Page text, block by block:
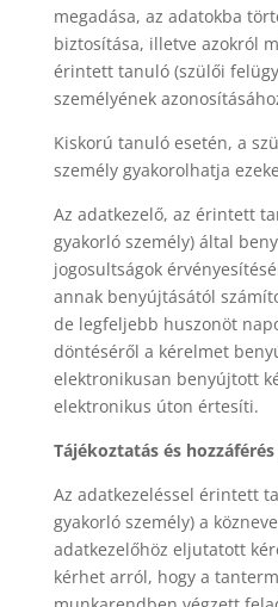
megadása, az adatokba
biztosítása, illetve azokról
érintett tanuló (szülői
személyének
Kiskorú tanuló esetén, a
személy gyakorolhatja
Az adatkezelő, az érintett
gyakorló személy) által
jogosultságok
annak benyújtásától
de legfeljebb huszonöt
döntéséről a kérelmet
elektronikusan benyújtott
elektronikus úton értesíti.
Tájékoztatás és
Az adatkezeléssel érintett
gyakorló személy) a
adatkezelőhöz eljutatott
kérhet arról, hogy a